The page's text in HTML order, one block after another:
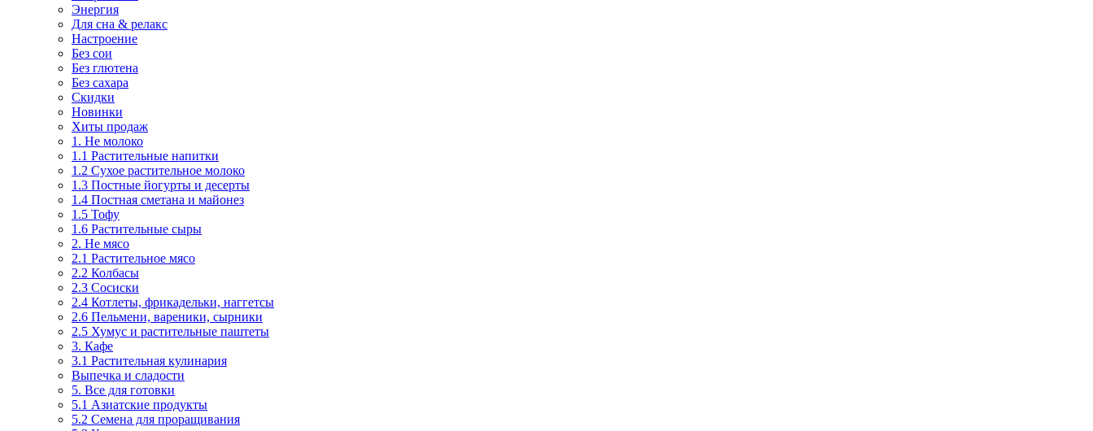
Энергия
Для сна & релакс
Настроение
Без сои
Без глютена
Без сахара
Скидки
Новинки
Хиты продаж
1. Не молоко
1.1 Растительные напитки
1.2 Сухое растительное молоко
1.3 Постные йогурты и десерты
1.4 Постная сметана и майонез
1.5 Тофу
1.6 Растительные сыры
2. Не мясо
2.1 Растительное мясо
2.2 Колбасы
2.3 Сосиски
2.4 Котлеты, фрикадельки, наггетсы
2.6 Пельмени, вареники, сырники
2.5 Хумус и растительные паштеты
3. Кафе
3.1 Растительная кулинария
Выпечка и сладости
5. Все для готовки
5.1 Азиатские продукты
5.2 Семена для проращивания